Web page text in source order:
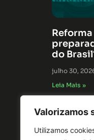
Valorizamos
Utilizamos
do
julho 30,
Leia Mais »